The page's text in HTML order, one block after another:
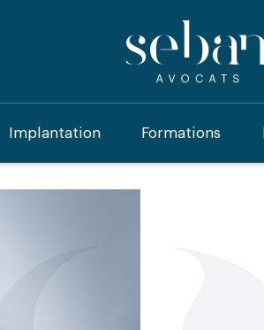
Implantation Formations